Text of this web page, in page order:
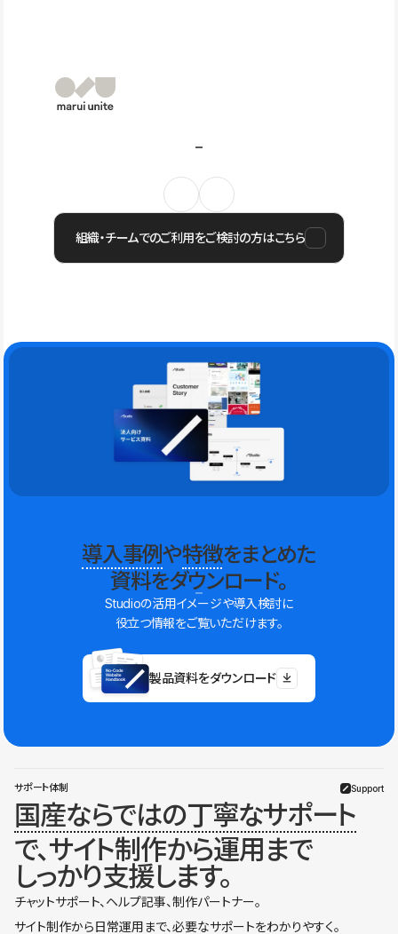
組織・チームでのご利用をご検討の方はこちら
導入事例や特徴をまとめた
資料をダウンロード。
Studioの活用イメージや導入検討に
役立つ情報をご覧いただけます。
製品資料をダウンロード
サポート体制 Support
国産ならではの丁寧なサポート
で、サイト制作から運用まで
しっかり支援します。
チャットサポート、ヘルプ記事、制作パートナー。
サイト制作から日常運用まで、必要なサポートをわかりやすく。